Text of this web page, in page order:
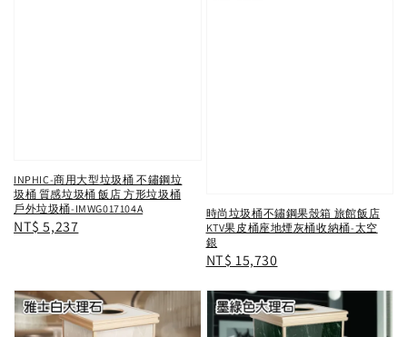
INPHIC-商用大型垃圾桶 不鏽鋼垃
圾桶 質感垃圾桶 飯店 方形垃圾桶
戶外垃圾桶-IMWG017104A
Regular
NT$ 5,237
時尚垃圾桶不鏽鋼果殼箱 旅館飯店
KTV果皮桶座地煙灰桶收納桶-太空
銀
Regular
NT$ 15,730